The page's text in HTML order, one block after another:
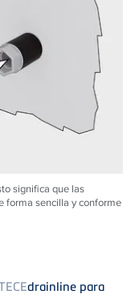
significa que las
forma sencilla y conforme
drainline para